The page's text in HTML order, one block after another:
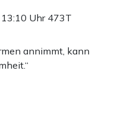
Uhr 473T
annimmt, kann